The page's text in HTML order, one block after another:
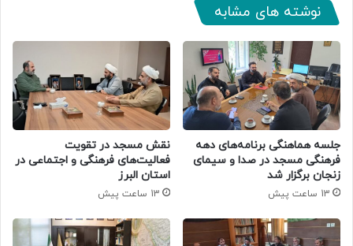
نوشته های مشابه
جلسه هماهنگی برنامه‌های دهه
فرهنگی مسجد در صدا و سیمای
زنجان برگزار شد
13 ساعت پیش
نقش مسجد در تقویت
فعالیت‌های فرهنگی و اجتماعی در
استان البرز
13 ساعت پیش